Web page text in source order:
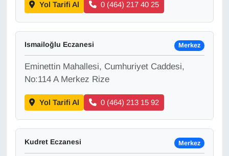
Yol Tarifi Al 0 (464) 217 40 25
Ismailoğlu Eczanesi Merkez
Eminettin Mahallesi, Cumhuriyet Caddesi,
No:114 A Merkez Rize
Yol Tarifi Al 0 (464) 213 15 92
Kudret Eczanesi Merkez
Resmi İlanlar
RÖPORTAJ
SAĞLIK
Seri İlan
Sinema - TV